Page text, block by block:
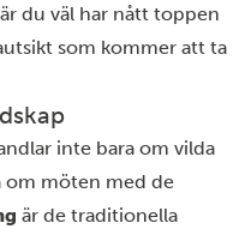
du väl har nått toppen
som kommer att ta
inte bara om vilda
om möten med de
är de traditionella